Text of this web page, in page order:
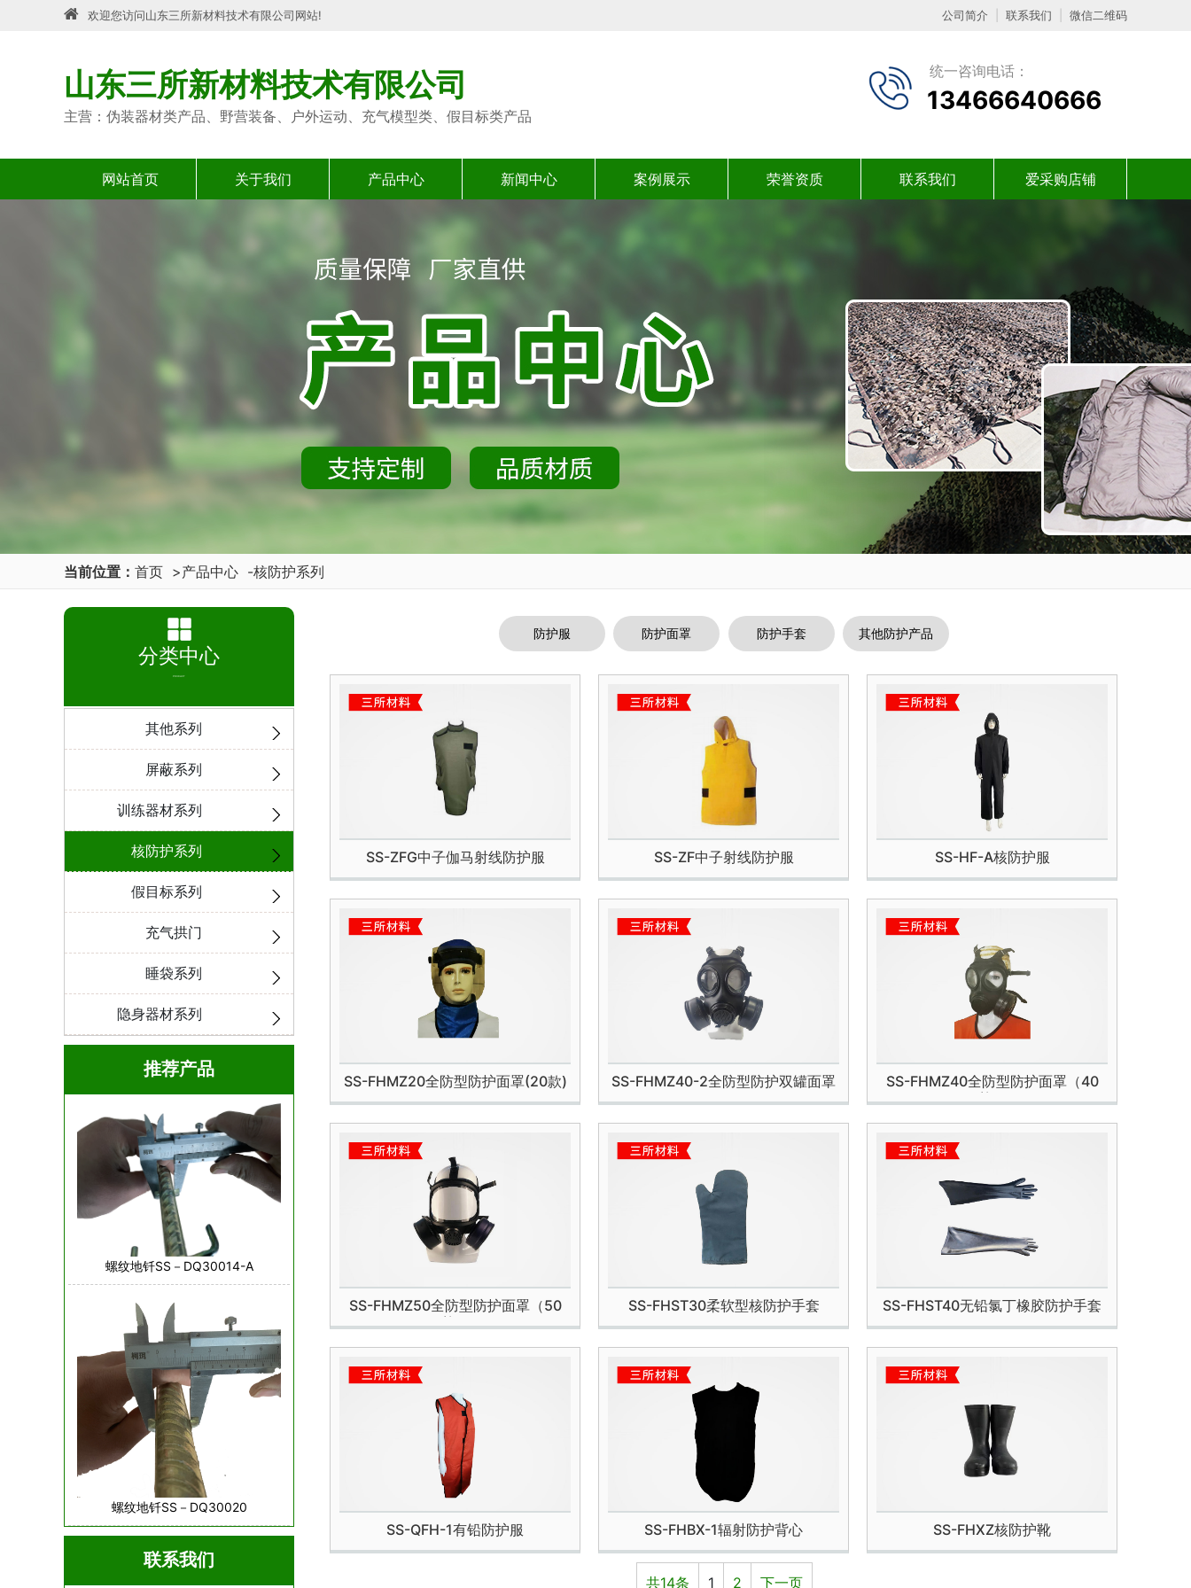
欢迎您访问山东三所新材料技术有限公司网站! 公司简介 联系我们 微信二维码
山东三所新材料技术有限公司
主营：伪装器材类产品、野营装备、户外运动、充气模型类、假目标类产品
统一咨询电话：
13466640666
网站首页 关于我们 产品中心 新闻中心 案例展示 荣誉资质 联系我们 爱采购店铺
当前位置： 首页 >产品中心 -核防护系列
分类中心
PRODUCT
其他系列
屏蔽系列
训练器材系列
核防护系列
假目标系列
充气拱门
睡袋系列
隐身器材系列
推荐产品
螺纹地钎SS－DQ30014-A
螺纹地钎SS－DQ30020
联系我们
防护服 防护面罩 防护手套 其他防护产品
SS-ZFG中子伽马射线防护服 SS-ZF中子射线防护服 SS-HF-A核防护服
SS-FHMZ20全防型防护面罩(20款) SS-FHMZ40-2全防型防护双罐面罩
SS-FHMZ40全防型防护面罩（40
款）
SS-FHMZ50全防型防护面罩（50
款）
SS-FHST30柔软型核防护手套 SS-FHST40无铅氯丁橡胶防护手套
SS-QFH-1有铅防护服 SS-FHBX-1辐射防护背心 SS-FHXZ核防护靴
共14条 1 2 下一页